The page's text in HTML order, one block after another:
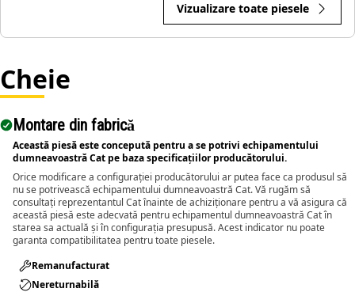
Vizualizare toate piesele
Cheie
Montare din fabrică
Această piesă este concepută pentru a se potrivi echipamentului
dumneavoastră Cat pe baza specificațiilor producătorului.
Orice modificare a configurației producătorului ar putea face ca produsul să
nu se potrivească echipamentului dumneavoastră Cat. Vă rugăm să
consultați reprezentantul Cat înainte de achiziționare pentru a vă asigura că
această piesă este adecvată pentru echipamentul dumneavoastră Cat în
starea sa actuală și în configurația presupusă. Acest indicator nu poate
garanta compatibilitatea pentru toate piesele.
Remanufacturat​
Nereturnabilă